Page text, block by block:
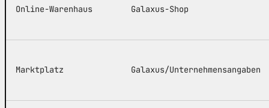
Online-Warenhaus Galaxus-Shop
Marktplatz Galaxus/Unternehmensangaben